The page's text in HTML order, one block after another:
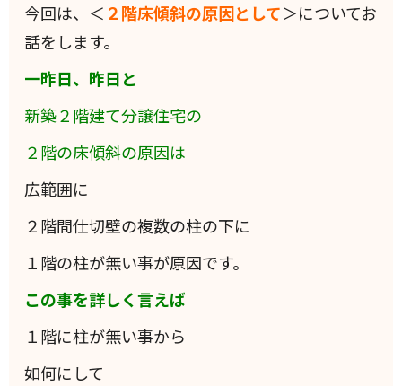
今回は、＜ ２階床傾斜の原因として＞についてお
話をします。
一昨日、昨日と
新築２階建て分譲住宅の
２階の床傾斜の原因は
広範囲に
２階間仕切壁の複数の柱の下に
１階の柱が無い事が原因です。
この事を詳しく言えば
１階に柱が無い事から
如何にして